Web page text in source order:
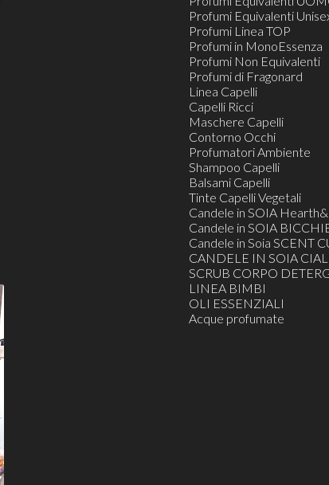
Profumi Equivalenti
Profumi Linea TOP
Profumi in MonoEssenza
Profumi Non Equivalenti
Profumi di Fragonard
Linea Capelli
Capelli Ricci
Maschere Capelli
Contorno Occhi
Profumatori Ambiente
Shampoo Capelli
Balsami Capelli
Tinte Capelli Vegetali
Candele in SOIA
Candele in SOIA
Candele in Soia SCENT
CANDELE IN SOIA
SCRUB CORPO
LINEA BIMBI
OLI ESSENZIALI
Acque profumate